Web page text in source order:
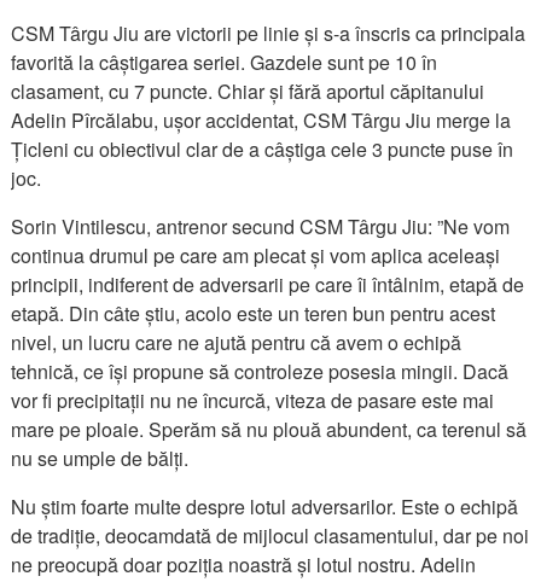
CSM Târgu Jiu are victorii pe linie și s-a înscris ca principala
favorită la câștigarea seriei. Gazdele sunt pe 10 în
clasament, cu 7 puncte. Chiar și fără aportul căpitanului
Adelin Pîrcălabu, ușor accidentat, CSM Târgu Jiu merge la
Țicleni cu obiectivul clar de a câștiga cele 3 puncte puse în
joc.
Sorin Vintilescu, antrenor secund CSM Târgu Jiu: ”Ne vom
continua drumul pe care am plecat și vom aplica aceleași
principii, indiferent de adversarii pe care îi întâlnim, etapă de
etapă. Din câte știu, acolo este un teren bun pentru acest
nivel, un lucru care ne ajută pentru că avem o echipă
tehnică, ce își propune să controleze posesia mingii. Dacă
vor fi precipitații nu ne încurcă, viteza de pasare este mai
mare pe ploaie. Sperăm să nu plouă abundent, ca terenul să
nu se umple de bălți.
Nu știm foarte multe despre lotul adversarilor. Este o echipă
de tradiție, deocamdată de mijlocul clasamentului, dar pe noi
ne preocupă doar poziția noastră și lotul nostru. Adelin